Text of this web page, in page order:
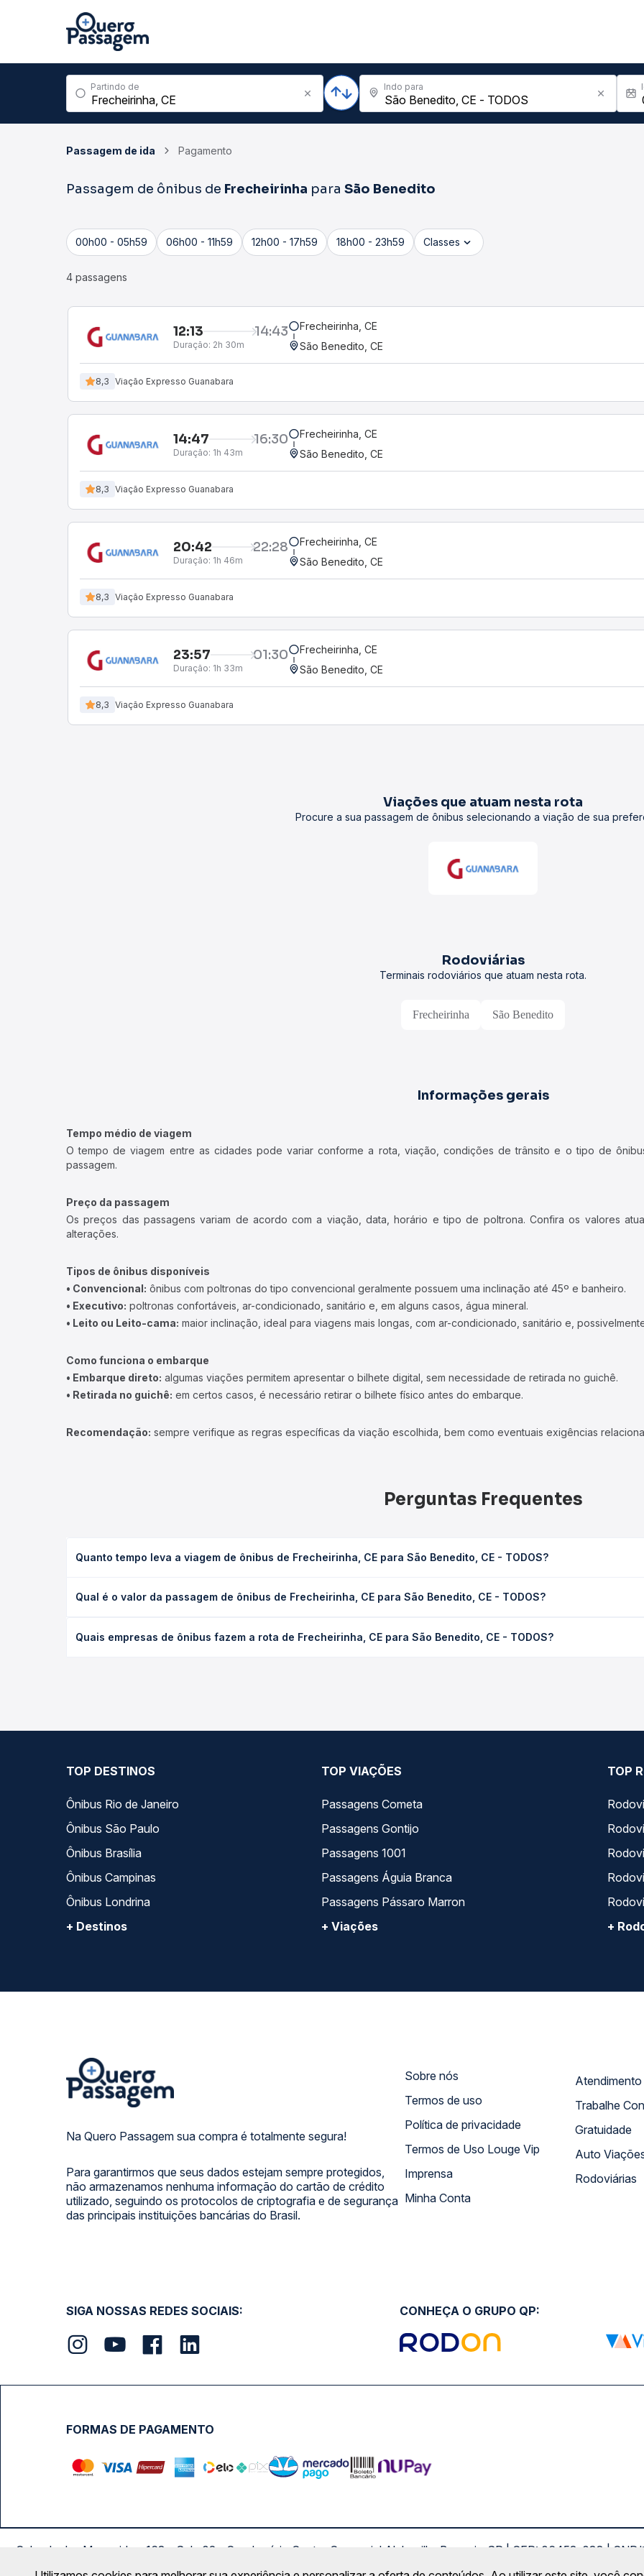
Partindo de Indo para
Passagem de ida Pagamento
Passagem de ônibus de Frecheirinha para São Benedito
00h00 - 05h59 06h00 - 11h59 12h00 - 17h59 18h00 - 23h59 Classes
4 passagens
12:13 14:43
Duração: 2h 30m
Frecheirinha, CE
São Benedito, CE
8,3 Viação Expresso Guanabara
14:47 16:30
Duração: 1h 43m
Frecheirinha, CE
São Benedito, CE
8,3 Viação Expresso Guanabara
20:42 22:28
Duração: 1h 46m
Frecheirinha, CE
São Benedito, CE
8,3 Viação Expresso Guanabara
23:57 01:30
Duração: 1h 33m
Frecheirinha, CE
São Benedito, CE
8,3 Viação Expresso Guanabara
Viações que atuam nesta rota
Procure a sua passagem de ônibus selecionando a viação de sua
Rodoviárias
Terminais rodoviários que atuam nesta rota.
Frecheirinha São Benedito
Informações gerais
Tempo médio de viagem
O tempo de viagem entre as cidades pode variar conforme a rota, viação, condições de trânsito e o tipo de
passagem.
Preço da passagem
Os preços das passagens variam de acordo com a viação, data, horário e tipo de poltrona. Confira os valores
alterações.
Tipos de ônibus disponíveis
• Convencional: ônibus com poltronas do tipo convencional geralmente possuem uma inclinação até 45º e banheiro.
• Executivo: poltronas confortáveis, ar-condicionado, sanitário e, em alguns casos, água mineral.
• Leito ou Leito-cama: maior inclinação, ideal para viagens mais longas, com ar-condicionado, sanitário e,
Como funciona o embarque
• Embarque direto: algumas viações permitem apresentar o bilhete digital, sem necessidade de retirada no guichê.
• Retirada no guichê: em certos casos, é necessário retirar o bilhete físico antes do embarque.
Recomendação: sempre verifique as regras específicas da viação escolhida, bem como eventuais exigências
Perguntas Frequentes
Quanto tempo leva a viagem de ônibus de Frecheirinha, CE para São Benedito, CE - TODOS?
executivo ou leito) e as condições de tráfego. Na Quero Passagem você consulta os horários disponíveis e vê a
Qual é o valor da passagem de ônibus de Frecheirinha, CE para São Benedito, CE - TODOS?
poltrona e a antecedência da compra. Na Quero Passagem você compara os preços de todas as viações em tempo
Quais empresas de ônibus fazem a rota de Frecheirinha, CE para São Benedito, CE - TODOS?
TOP DESTINOS
Ônibus Rio de Janeiro
Ônibus São Paulo
Ônibus Brasília
Ônibus Campinas
Ônibus Londrina
+ Destinos
TOP VIAÇÕES
Passagens Cometa
Passagens Gontijo
Passagens 1001
Passagens Águia Branca
Passagens Pássaro Marron
+ Viações
TOP
+
Na Quero Passagem sua compra é totalmente segura!
Para garantirmos que seus dados estejam sempre protegidos,
não armazenamos nenhuma informação do cartão de crédito
utilizado, seguindo os protocolos de criptografia e de segurança
das principais instituições bancárias do Brasil.
Sobre nós
Termos de uso
Política de privacidade
Termos de Uso Louge Vip
Imprensa
Minha Conta
Trabalhe
Gratuidade
Auto
Rodoviárias
SIGA NOSSAS REDES SOCIAIS: CONHEÇA O GRUPO QP:
FORMAS DE PAGAMENTO
Calçada das Margaridas, 163 - Sala 02 - Condomínio Centro Comercial Alphaville, Barueri - SP | CEP: 06453-038 |
Copyright 2026 © QueroPassagem.com.br